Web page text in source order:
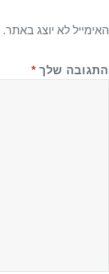
האימייל לא יוצג באתר.
התגובה שלך *